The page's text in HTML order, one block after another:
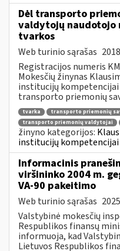
Dėl transporto
valdytojų naudotojo
tvarkos
Web turinio sąrašas
Registracijos numeris
Mokesčių žinynas
institucijų kompetencijai
transporto priemonių
tvarka
transporto priemonių
transporto priemonių valdytojai
žinyno kategorijos:
institucijų kompetencijai
Informacinis
viršininko 2004 m.
VA-90 pakeitimo
Web turinio sąrašas
Valstybinė mokesčių
Respublikos finansų
informuoja, kad
Lietuvos Respublikos